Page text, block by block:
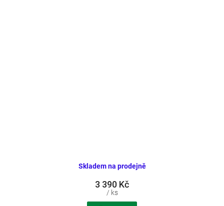
Skladem na prodejně
3 390 Kč
/ ks